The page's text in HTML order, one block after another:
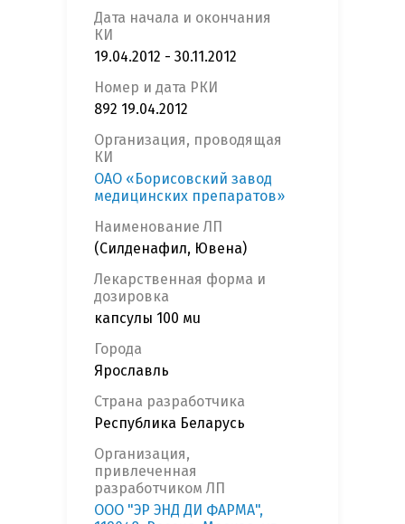
Дата начала и окончания
КИ
19.04.2012 - 30.11.2012
Номер и дата РКИ
892 19.04.2012
Организация, проводящая
КИ
ОАО «Борисовский завод
медицинских препаратов»
Наименование ЛП
(Силденафил, Ювена)
Лекарственная форма и
дозировка
капсулы 100 мu
Города
Ярославль
Страна разработчика
Республика Беларусь
Организация,
привлеченная
разработчиком ЛП
ООО "ЭР ЭНД ДИ ФАРМА",